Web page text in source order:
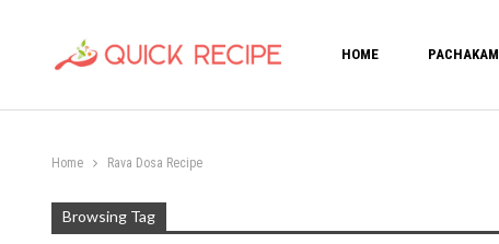
HOME PACHAKAM
Home Rava Dosa Recipe
Browsing Tag